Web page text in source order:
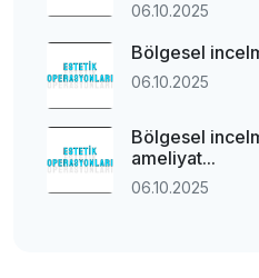
06.10.2025
Bölgesel
06.10.2025
Bölgesel
ameliyat...
06.10.2025